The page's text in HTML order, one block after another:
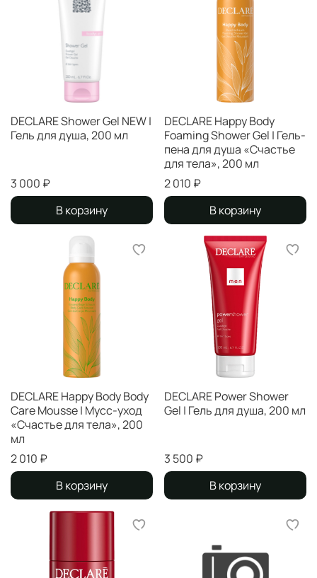
DECLARE Shower Gel NEW |
Гель для душа, 200 мл
3 000 ₽
В корзину
DECLARE Happy Body
Foaming Shower Gel | Гель-
пена для душа «Счастье
для тела», 200 мл
2 010 ₽
В корзину
DECLARE Happy Body Body
Care Mousse | Мусс-уход
«Счастье для тела», 200
мл
2 010 ₽
В корзину
DECLARE Power Shower
Gel | Гель для душа, 200 мл
3 500 ₽
В корзину